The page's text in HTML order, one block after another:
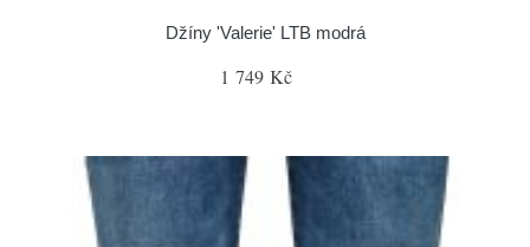
Džíny 'Valerie' LTB modrá
1 749 Kč